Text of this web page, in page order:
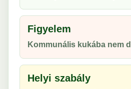
Figyelem
Kommunális kukába nem
Helyi szabály